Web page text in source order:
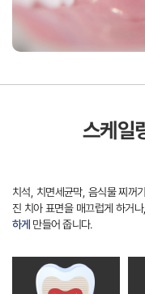
진 치아 표면을 매끄럽게 하거나,